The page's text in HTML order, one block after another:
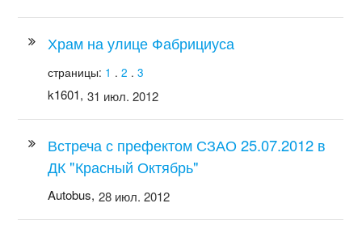
Храм на улице Фабрициуса
страницы: 1 .2 .3
k1601, 31 июл. 2012
Встреча с префектом СЗАО 25.07.2012 в
ДК "Красный Октябрь"
Autobus, 28 июл. 2012